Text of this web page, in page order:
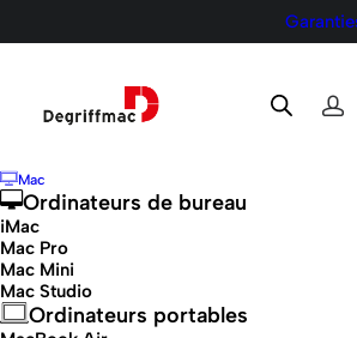
Mac
Ordinateurs de bureau
iMac
Mac Pro
Mac Mini
Mac Studio
Ordinateurs portables
Conditions
vente